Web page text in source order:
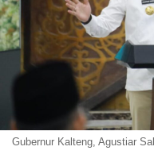
Gubernur Kalteng, Agustiar